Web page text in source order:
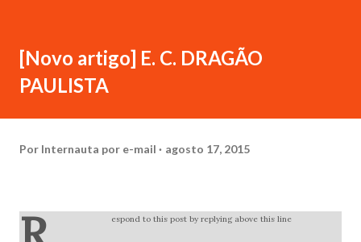
[Novo artigo] E. C. DRAGÃO
PAULISTA
Por Internauta por e-mail agosto 17, 2015
espond to this post by replying above this line